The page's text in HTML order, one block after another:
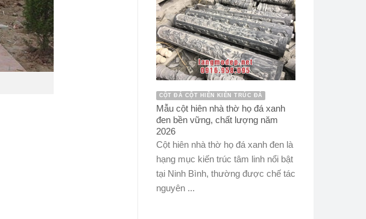
CỘT ĐÁ CỘT HIÊN KIẾN TRÚC ĐÁ
Mẫu cột hiên nhà thờ họ đá xanh
đen bền vững, chất lượng năm
2026
Cột hiên nhà thờ họ đá xanh đen là
hạng mục kiến trúc tâm linh nổi bật
tại Ninh Bình, thường được chế tác
nguyên ...